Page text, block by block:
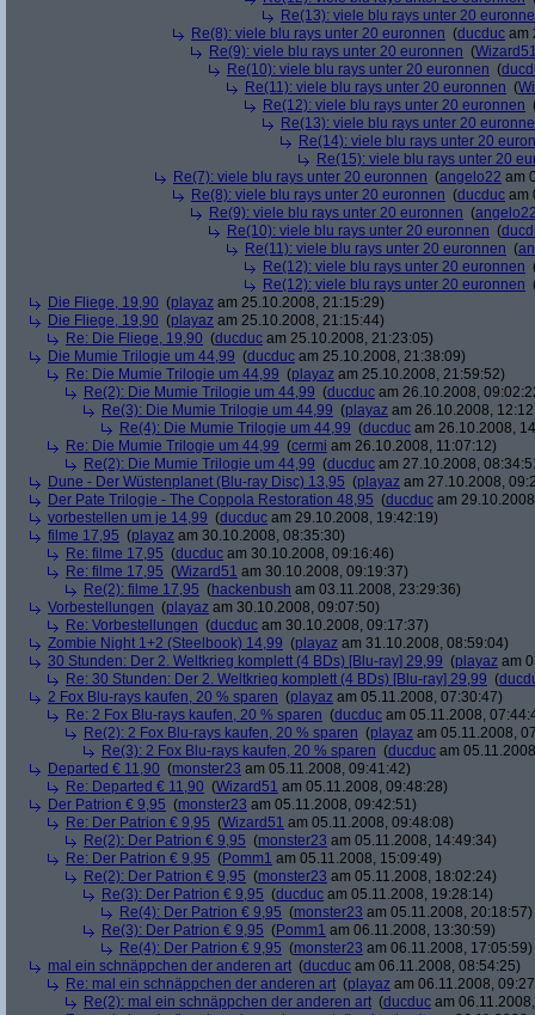
Re(13): viele blu rays unter 20
Re(8): viele blu rays unter 20 euronnen (ducduc am
Re(9): viele blu rays unter 20 euronnen (
Re(10): viele blu rays unter 20 euronnen (
Re(11): viele blu rays unter 20 euronnen (
Re(12): viele blu rays unter 20 euronnen
Re(13): viele blu rays unter 20
Re(14): viele blu rays unter 20
Re(15): viele blu rays unter 20
Re(7): viele blu rays unter 20 euronnen (angelo22 am
Re(8): viele blu rays unter 20 euronnen (ducduc am
Re(9): viele blu rays unter 20 euronnen (
Re(10): viele blu rays unter 20 euronnen (
Re(11): viele blu rays unter 20 euronnen (
Re(12): viele blu rays unter 20 euronnen
Re(12): viele blu rays unter 20 euronnen
Die Fliege, 19,90 (playaz am 25.10.2008, 21:15:29)
Die Fliege, 19,90 (playaz am 25.10.2008, 21:15:44)
Re: Die Fliege, 19,90 (ducduc am 25.10.2008, 21:23:05)
Die Mumie Trilogie um 44,99 (ducduc am 25.10.2008, 21:38:09)
Re: Die Mumie Trilogie um 44,99 (playaz am 25.10.2008, 21:59:52)
Re(2): Die Mumie Trilogie um 44,99 (ducduc am 26.10.2008,
Re(3): Die Mumie Trilogie um 44,99 (playaz am 26.10.2008,
Re(4): Die Mumie Trilogie um 44,99 (ducduc am 26.10.2008,
Re: Die Mumie Trilogie um 44,99 (cermi am 26.10.2008, 11:07:12)
Re(2): Die Mumie Trilogie um 44,99 (ducduc am 27.10.2008,
Dune - Der Wüstenplanet (Blu-ray Disc) 13,95 (playaz am 27.10.2008,
Der Pate Trilogie - The Coppola Restoration 48,95 (ducduc am
vorbestellen um je 14,99 (ducduc am 29.10.2008, 19:42:19)
filme 17,95 (playaz am 30.10.2008, 08:35:30)
Re: filme 17,95 (ducduc am 30.10.2008, 09:16:46)
Re: filme 17,95 (Wizard51 am 30.10.2008, 09:19:37)
Re(2): filme 17,95 (hackenbush am 03.11.2008, 23:29:36)
Vorbestellungen (playaz am 30.10.2008, 09:07:50)
Re: Vorbestellungen (ducduc am 30.10.2008, 09:17:37)
Zombie Night 1+2 (Steelbook) 14,99 (playaz am 31.10.2008, 08:59:04)
30 Stunden: Der 2. Weltkrieg komplett (4 BDs) [Blu-ray] 29,99 (playaz am
Re: 30 Stunden: Der 2. Weltkrieg komplett (4 BDs) [Blu-ray] 29,99 (
2 Fox Blu-rays kaufen, 20 % sparen (playaz am 05.11.2008, 07:30:47)
Re: 2 Fox Blu-rays kaufen, 20 % sparen (ducduc am 05.11.2008,
Re(2): 2 Fox Blu-rays kaufen, 20 % sparen (playaz am 05.11.2008,
Re(3): 2 Fox Blu-rays kaufen, 20 % sparen (ducduc am
Departed € 11,90 (monster23 am 05.11.2008, 09:41:42)
Re: Departed € 11,90 (Wizard51 am 05.11.2008, 09:48:28)
Der Patrion € 9,95 (monster23 am 05.11.2008, 09:42:51)
Re: Der Patrion € 9,95 (Wizard51 am 05.11.2008, 09:48:08)
Re(2): Der Patrion € 9,95 (monster23 am 05.11.2008, 14:49:34)
Re: Der Patrion € 9,95 (Pomm1 am 05.11.2008, 15:09:49)
Re(2): Der Patrion € 9,95 (monster23 am 05.11.2008, 18:02:24)
Re(3): Der Patrion € 9,95 (ducduc am 05.11.2008, 19:28:14)
Re(4): Der Patrion € 9,95 (monster23 am 05.11.2008, 20:18:57)
Re(3): Der Patrion € 9,95 (Pomm1 am 06.11.2008, 13:30:59)
Re(4): Der Patrion € 9,95 (monster23 am 06.11.2008, 17:05:59)
mal ein schnäppchen der anderen art (ducduc am 06.11.2008, 08:54:25)
Re: mal ein schnäppchen der anderen art (playaz am 06.11.2008,
Re(2): mal ein schnäppchen der anderen art (ducduc am